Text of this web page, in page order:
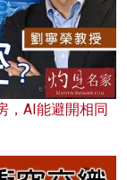
，AI能避開相同